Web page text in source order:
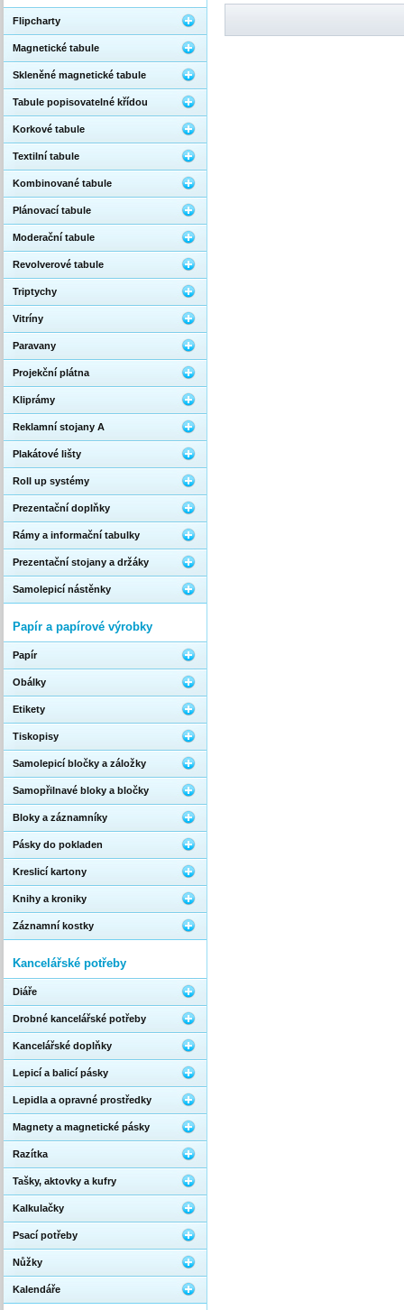
Flipcharty
Magnetické tabule
Skleněné magnetické tabule
Tabule popisovatelné křídou
Korkové tabule
Textilní tabule
Kombinované tabule
Plánovací tabule
Moderační tabule
Revolverové tabule
Triptychy
Vitríny
Paravany
Projekční plátna
Kliprámy
Reklamní stojany A
Plakátové lišty
Roll up systémy
Prezentační doplňky
Rámy a informační tabulky
Prezentační stojany a držáky
Samolepicí nástěnky
Papír a papírové výrobky
Papír
Obálky
Etikety
Tiskopisy
Samolepicí bločky a záložky
Samopřilnavé bloky a bločky
Bloky a záznamníky
Pásky do pokladen
Kreslicí kartony
Knihy a kroniky
Záznamní kostky
Kancelářské potřeby
Diáře
Drobné kancelářské potřeby
Kancelářské doplňky
Lepicí a balicí pásky
Lepidla a opravné prostředky
Magnety a magnetické pásky
Razítka
Tašky, aktovky a kufry
Kalkulačky
Psací potřeby
Nůžky
Kalendáře